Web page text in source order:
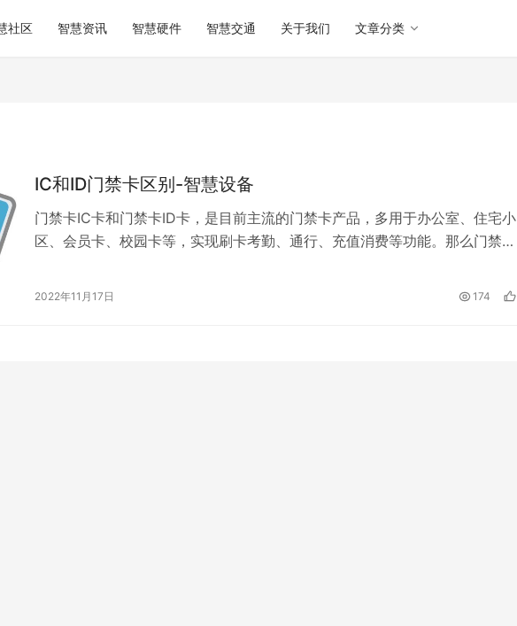
社区 智慧资讯 智慧硬件 智慧交通 关于我们 文章分类
IC和ID门禁卡区别-智慧设备
门禁卡IC卡和门禁卡ID卡，是目前主流的门禁卡产品，多用于办公室、住宅小
区、会员卡、校园卡等，实现刷卡考勤、通行、充值消费等功能。那么门禁卡
2022年11月17日 174